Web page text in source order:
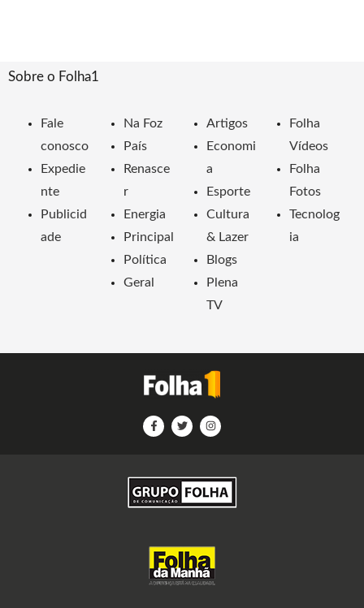
Sobre o Folha1
Fale
conosco
Expedie
nte
Publicid
ade
Na Foz
País
Renasce
r
Energia
Principal
Política
Geral
Artigos
Economi
a
Esporte
Cultura
& Lazer
Blogs
Plena
TV
Folha
Vídeos
Folha
Fotos
Tecnolog
ia